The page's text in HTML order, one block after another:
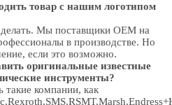
товар с нашим логотипом
Мы поставщики OEM на
в производстве. Но
если это возможно.
оригинальные известные
инструменты?
компании, как